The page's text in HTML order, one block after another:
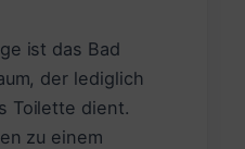
ist das Bad
der lediglich
Toilette dient.
zu einem